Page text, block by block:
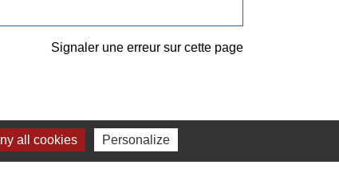
Signaler une erreur sur cette page
all cookies Personalize